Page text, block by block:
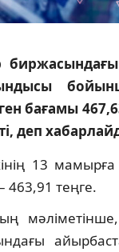
бағамы
деп
13
463,91 теңге.
мәліметінше,